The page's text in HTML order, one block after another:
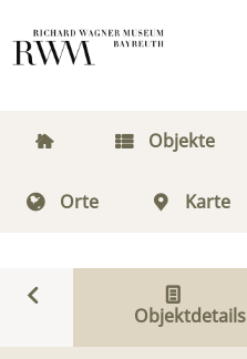
Objekte
Orte Karte
Objektdetails